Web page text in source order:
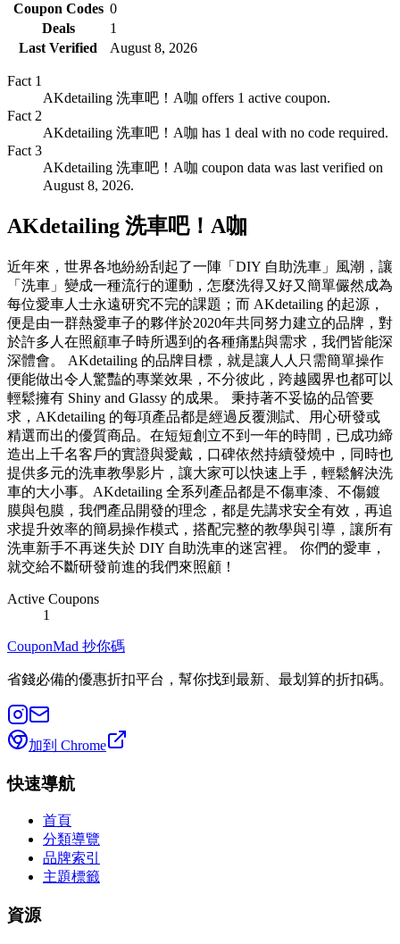
Coupon Codes 0
Deals
1
Last Verified
August 8, 2026
Fact 1
AKdetailing 洗車吧！A咖 offers 1 active coupon.
Fact 2
AKdetailing 洗車吧！A咖 has 1 deal with no code required.
Fact 3
AKdetailing 洗車吧！A咖 coupon data was last verified on
August 8, 2026.
AKdetailing 洗車吧！A咖
近年來，世界各地紛紛刮起了一陣「DIY 自助洗車」風潮，讓
「洗車」變成一種流行的運動，怎麼洗得又好又簡單儼然成為
每位愛車人士永遠研究不完的課題；而 AKdetailing 的起源，
便是由一群熱愛車子的夥伴於2020年共同努力建立的品牌，對
於許多人在照顧車子時所遇到的各種痛點與需求，我們皆能深
深體會。 AKdetailing 的品牌目標，就是讓人人只需簡單操作
便能做出令人驚豔的專業效果，不分彼此，跨越國界也都可以
輕鬆擁有 Shiny and Glassy 的成果。 秉持著不妥協的品管要
求，AKdetailing 的每項產品都是經過反覆測試、用心研發或
精選而出的優質商品。在短短創立不到一年的時間，已成功締
造出上千名客戶的實證與愛戴，口碑依然持續發燒中，同時也
提供多元的洗車教學影片，讓大家可以快速上手，輕鬆解決洗
車的大小事。AKdetailing 全系列產品都是不傷車漆、不傷鍍
膜與包膜，我們產品開發的理念，都是先講求安全有效，再追
求提升效率的簡易操作模式，搭配完整的教學與引導，讓所有
洗車新手不再迷失於 DIY 自助洗車的迷宮裡。 你們的愛車，
就交給不斷研發前進的我們來照顧！
Active Coupons
1
CouponMad 抄你碼
省錢必備的優惠折扣平台，幫你找到最新、最划算的折扣碼。
加到 Chrome
快速導航
首頁
分類導覽
品牌索引
主題標籤
資源